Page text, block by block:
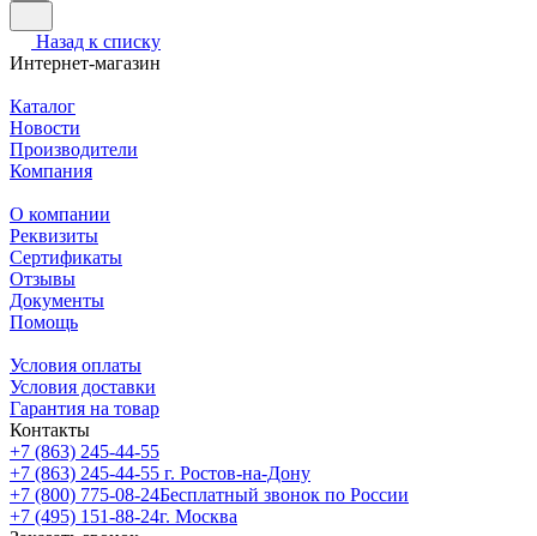
Назад к списку
Интернет-магазин
Каталог
Новости
Производители
Компания
О компании
Реквизиты
Сертификаты
Отзывы
Документы
Помощь
Условия оплаты
Условия доставки
Гарантия на товар
Контакты
+7 (863) 245-44-55
+7 (863) 245-44-55 г. Ростов-на-Дону
+7 (800) 775-08-24Бесплатный звонок по России
+7 (495) 151-88-24г. Москва